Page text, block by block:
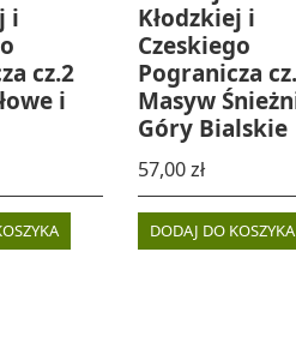
i
cz.2
i
Kłodzkiej i
Czeskiego
Pogranicza
Masyw
Góry Bialskie
57,00zł
DODAJ DO KOSZYKA